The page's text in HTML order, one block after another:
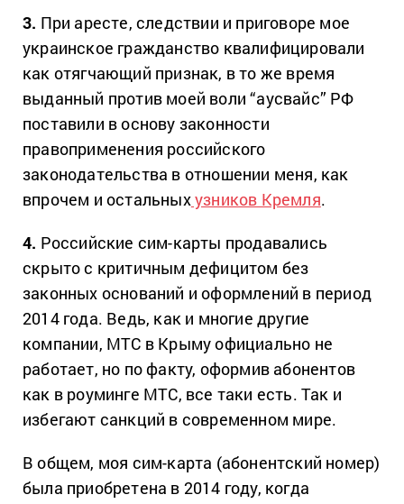
3. При аресте, следствии и приговоре мое
украинское гражданство квалифицировали
как отягчающий признак, в то же время
выданный против моей воли “аусвайс” РФ
поставили в основу законности
правоприменения российского
законодательства в отношении меня, как
впрочем и остальныхузников Кремля.
4. Российские сим-карты продавались
скрыто с критичным дефицитом без
законных оснований и оформлений в период
2014 года. Ведь, как и многие другие
компании, МТС в Крыму официально не
работает, но по факту, оформив абонентов
как в роуминге МТС, все таки есть. Так и
избегают санкций в современном мире.
В общем, моя сим-карта (абонентский номер)
была приобретена в 2014 году, когда